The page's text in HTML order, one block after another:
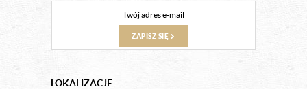
ZAPISZ SIĘ
LOKALIZACJE